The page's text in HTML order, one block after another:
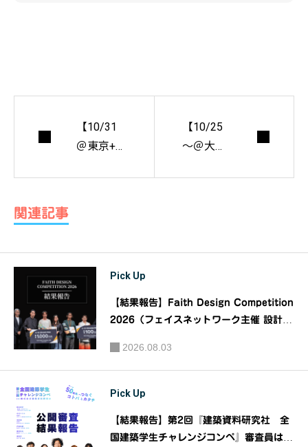
【10/31
＠東京+オ
都市再生
～コンサ
ルタント
と建築家
デザイ
ン』
「経営戦
【10/25
～＠大
たち -新
しい抽象
選展 ｜
主催：一
関連記事
Pick Up
【結果報告】Faith Design Competition
2026（フェイスネットワーク主催 設計デ
社フェイスネットワーク
2026.08.03
Pick Up
【結果報告】第2回『建築資料研究社 全
国建築学生チャレンジコンペ』審査員は3